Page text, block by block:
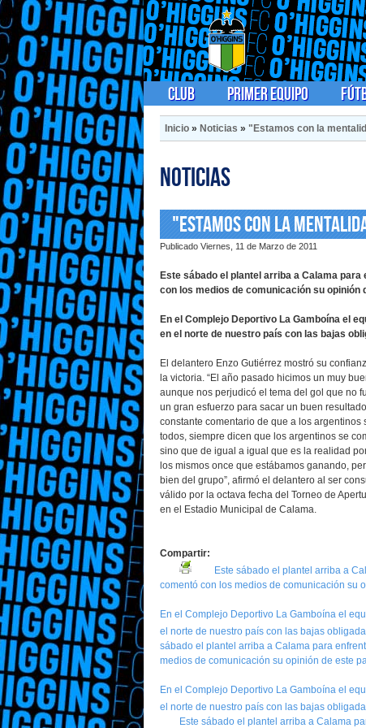
Club Primer Equipo
Inicio » Noticias » "Estamos con la
Noticias
"Estamos con la
Publicado Viernes, 11 de Marzo de 2011
Este sábado el plantel arriba a Calama
con los medios de comunicación su opinión
En el Complejo Deportivo La Gamboína el
en el norte de nuestro país con las bajas
El delantero Enzo Gutiérrez mostró su
la victoria. “El año pasado hicimos un muy
aunque nos perjudicó el tema del gol que no
un gran esfuerzo para sacar un buen
constante comentario de que a los
todos, siempre dicen que los argentinos se
sino que de igual a igual que es la realidad
los mismos once que estábamos ganando,
bien del grupo”, afirmó el delantero al ser
válido por la octava fecha del Torneo de
en el Estadio Municipal de Calama.
Compartir:
Este sábado el plantel arriba a
comentó con los medios de comunicación su
En el Complejo Deportivo La Gamboína el
el norte de nuestro país con las bajas
sábado el plantel arriba a Calama para
medios de comunicación su opinión de este
En el Complejo Deportivo La Gamboína el
el norte de nuestro país con las bajas
Este sábado el plantel arriba a Calama